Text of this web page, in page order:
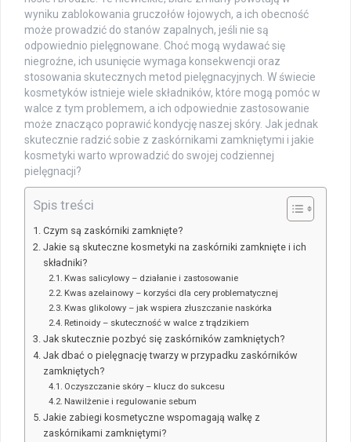
wyniku zablokowania gruczołów łojowych, a ich obecność
może prowadzić do stanów zapalnych, jeśli nie są
odpowiednio pielęgnowane. Choć mogą wydawać się
niegroźne, ich usunięcie wymaga konsekwencji oraz
stosowania skutecznych metod pielęgnacyjnych. W świecie
kosmetyków istnieje wiele składników, które mogą pomóc w
walce z tym problemem, a ich odpowiednie zastosowanie
może znacząco poprawić kondycję naszej skóry. Jak jednak
skutecznie radzić sobie z zaskórnikami zamkniętymi i jakie
kosmetyki warto wprowadzić do swojej codziennej
pielęgnacji?
Spis treści
Czym są zaskórniki zamknięte?
Jakie są skuteczne kosmetyki na zaskórniki zamknięte i ich
składniki?
Kwas salicylowy – działanie i zastosowanie
Kwas azelainowy – korzyści dla cery problematycznej
Kwas glikolowy – jak wspiera złuszczanie naskórka
Retinoidy – skuteczność w walce z trądzikiem
Jak skutecznie pozbyć się zaskórników zamkniętych?
Jak dbać o pielęgnację twarzy w przypadku zaskórników
zamkniętych?
Oczyszczanie skóry – klucz do sukcesu
Nawilżenie i regulowanie sebum
Jakie zabiegi kosmetyczne wspomagają walkę z
zaskórnikami zamkniętymi?